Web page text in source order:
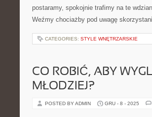
postaramy, spokojnie trafimy na te
Weźmy chociażby pod uwagę
CATEGORIES: STYLE WNĘTRZARSKIE
CO ROBIĆ, ABY
MŁODZIEJ?
POSTED BY ADMIN GRU - 8 - 2025